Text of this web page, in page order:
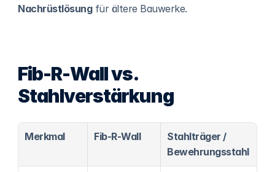
Nachrüstlösung für ältere Bauwerke.
Fib-R-Wall vs.
Stahlverstärkung
Merkmal Fib-R-Wall
Stahlträger /
Bewehrungsstahl